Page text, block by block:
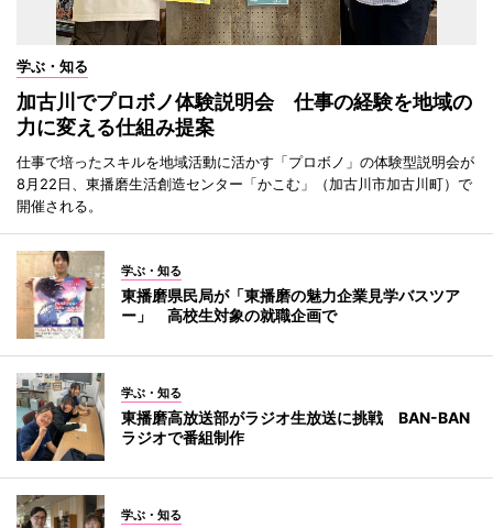
学ぶ・知る
加古川でプロボノ体験説明会 仕事の経験を地域の
力に変える仕組み提案
仕事で培ったスキルを地域活動に活かす「プロボノ」の体験型説明会が
8月22日、東播磨生活創造センター「かこむ」（加古川市加古川町）で
開催される。
学ぶ・知る
東播磨県民局が「東播磨の魅力企業見学バスツア
ー」 高校生対象の就職企画で
学ぶ・知る
東播磨高放送部がラジオ生放送に挑戦 BAN-BAN
ラジオで番組制作
学ぶ・知る